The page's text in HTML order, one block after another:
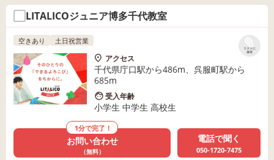
LITALICOジュニア博多千代教室
リストに
保存
空きあり 土日祝営業
アクセス
千代県庁口駅から486m、呉服町駅から
685m
受入年齢
小学生 中学生 高校生
1分で完了！
お問い合わせ
（無料）
電話で聞く
050-1720-7475